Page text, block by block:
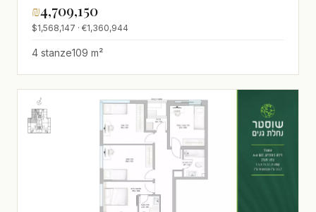
con vista,Di alto
standing,Magnifico,nuovo,Progetto di
qualità
₪4,709,150
$1,568,147 · €1,360,944
4 stanze109 m²